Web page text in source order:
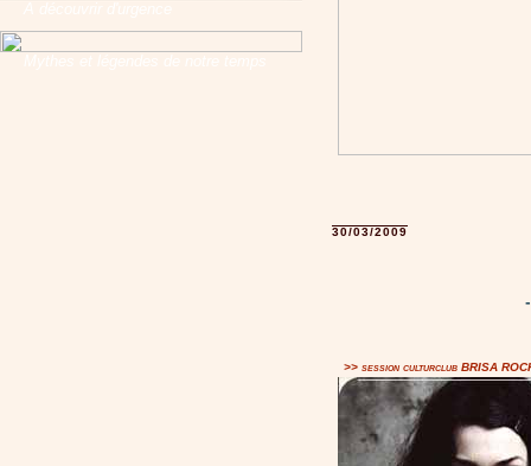
30/03/2009
>> session culturclub BRISA